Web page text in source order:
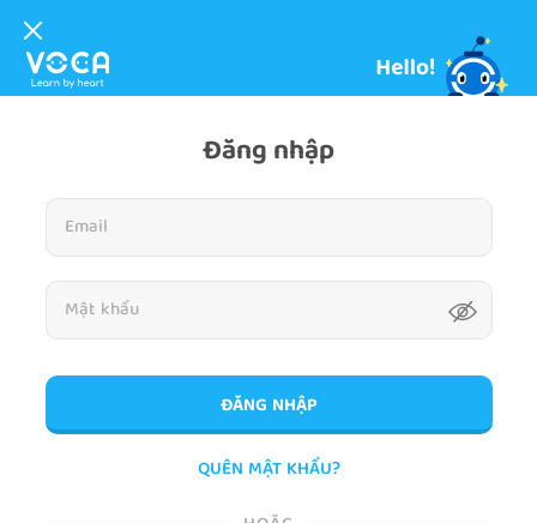
Đăng nhập
ĐĂNG NHẬP
QUÊN MẬT KHẨU?